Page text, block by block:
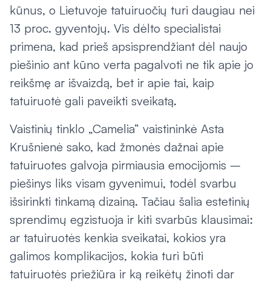
kūnus, o Lietuvoje tatuiruočių turi daugiau nei
13 proc. gyventojų. Vis dėlto specialistai
primena, kad prieš apsisprendžiant dėl naujo
piešinio ant kūno verta pagalvoti ne tik apie jo
reikšmę ar išvaizdą, bet ir apie tai, kaip
tatuiruotė gali paveikti sveikatą.
Vaistinių tinklo „Camelia“ vaistininkė Asta
Krušnienė sako, kad žmonės dažnai apie
tatuiruotes galvoja pirmiausia emocijomis –
piešinys liks visam gyvenimui, todėl svarbu
išsirinkti tinkamą dizainą. Tačiau šalia estetinių
sprendimų egzistuoja ir kiti svarbūs klausimai:
ar tatuiruotės kenkia sveikatai, kokios yra
galimos komplikacijos, kokia turi būti
tatuiruotės priežiūra ir ką reikėtų žinoti dar